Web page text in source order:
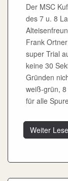
Der MSC
des 7 u. 8
Frank
super Trial
keine 30
Gründen
weiß-grün,
für alle
Weiter